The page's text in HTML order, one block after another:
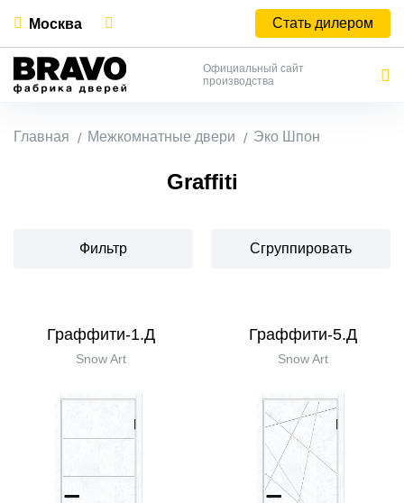
Москва Стать дилером
Официальный сайт
производства
Главная Межкомнатные двери Эко Шпон
Graffiti
Фильтр Сгруппировать
Граффити-1.Д
Snow Art
Граффити-5.Д
Snow Art